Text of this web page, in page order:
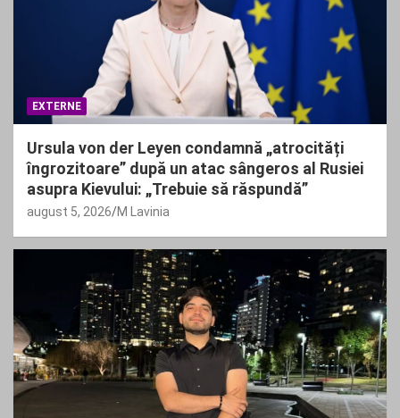
EXTERNE
Ursula von der Leyen condamnă „atrocități
îngrozitoare” după un atac sângeros al Rusiei
asupra Kievului: „Trebuie să răspundă”
august 5, 2026 M Lavinia